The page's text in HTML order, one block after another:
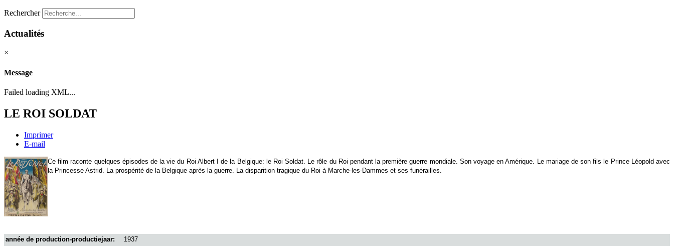
Rechercher
Actualités
×
Message
Failed loading XML...
LE ROI SOLDAT
Imprimer
E-mail
Ce film raconte quelques épisodes de la vie du Roi Albert I de la Belgique: le Roi Soldat. Le rôle du Roi pendant la première guerre mondiale. Son voyage en Amérique. Le mariage de son fils le Prince Léopold avec
la Princesse Astrid. La prospérité de la Belgique après la guerre. La disparition tragique du Roi à Marche-les-Dammes et ses funérailles.
année de production-productiejaar:
1937